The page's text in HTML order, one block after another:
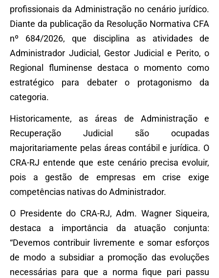
profissionais da Administração no cenário jurídico.
Diante da publicação da Resolução Normativa CFA
nº 684/2026, que disciplina as atividades de
Administrador Judicial, Gestor Judicial e Perito, o
Regional fluminense destaca o momento como
estratégico para debater o protagonismo da
categoria.
Historicamente, as áreas de Administração e
Recuperação Judicial são ocupadas
majoritariamente pelas áreas contábil e jurídica. O
CRA-RJ entende que este cenário precisa evoluir,
pois a gestão de empresas em crise exige
competências nativas do Administrador.
O Presidente do CRA-RJ, Adm. Wagner Siqueira,
destaca a importância da atuação conjunta:
“Devemos contribuir livremente e somar esforços
de modo a subsidiar a promoção das evoluções
necessárias para que a norma fique pari passu